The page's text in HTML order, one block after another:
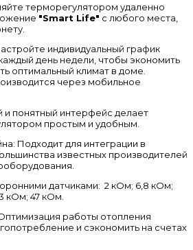
терморегулятором удаленно
"Smart Life" с любого места,
индивидуальный график
день недели, чтобы экономить
оптимальный климат в доме.
через мобильное
и понятный интерфейс делает
простым и удобным.
Подходит для интеграции в
известных производителей
датчиками: 2 кОм; 6,8 кОм;
кОм; 47 кОм.
работы отопления
и сэкономить на счетах